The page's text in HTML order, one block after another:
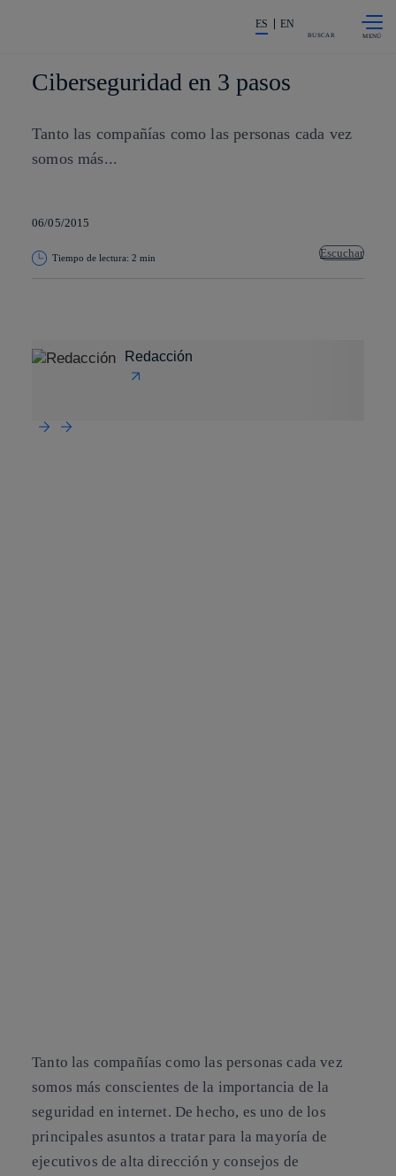
La acción en accionistas e
ES EN
BUSCAR
Ciberseguridad en 3 pasos
Tanto las compañías como las personas cada vez
somos más...
06/05/2015
Tiempo de lectura: 2 min Escuchar
Redacción
Tanto las compañías como las personas cada vez
somos más conscientes de la importancia de la
seguridad en internet. De hecho, es uno de los
principales asuntos a tratar para la mayoría de
ejecutivos de alta dirección y consejos de